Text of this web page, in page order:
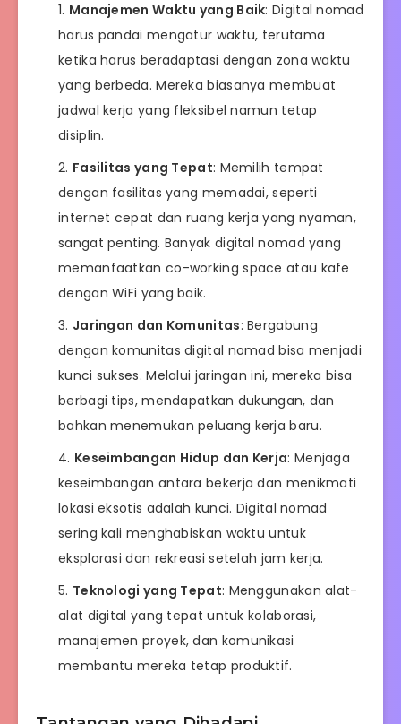
Manajemen Waktu yang Baik: Digital nomad
harus pandai mengatur waktu, terutama
ketika harus beradaptasi dengan zona waktu
yang berbeda. Mereka biasanya membuat
jadwal kerja yang fleksibel namun tetap
disiplin.
Fasilitas yang Tepat: Memilih tempat
dengan fasilitas yang memadai, seperti
internet cepat dan ruang kerja yang nyaman,
sangat penting. Banyak digital nomad yang
memanfaatkan co-working space atau kafe
dengan WiFi yang baik.
Jaringan dan Komunitas: Bergabung
dengan komunitas digital nomad bisa menjadi
kunci sukses. Melalui jaringan ini, mereka bisa
berbagi tips, mendapatkan dukungan, dan
bahkan menemukan peluang kerja baru.
Keseimbangan Hidup dan Kerja: Menjaga
keseimbangan antara bekerja dan menikmati
lokasi eksotis adalah kunci. Digital nomad
sering kali menghabiskan waktu untuk
eksplorasi dan rekreasi setelah jam kerja.
Teknologi yang Tepat: Menggunakan alat-
alat digital yang tepat untuk kolaborasi,
manajemen proyek, dan komunikasi
membantu mereka tetap produktif.